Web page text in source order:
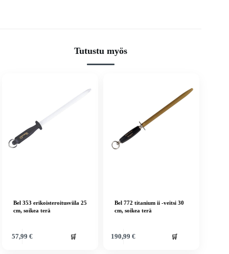
Tutustu myös
Bel 353 erikoisteroitusviila 25
cm, soikea terä
57,99 € 🛒
Bel 772 titanium ii -veitsi 30
cm, soikea terä
190,99€ 🛒